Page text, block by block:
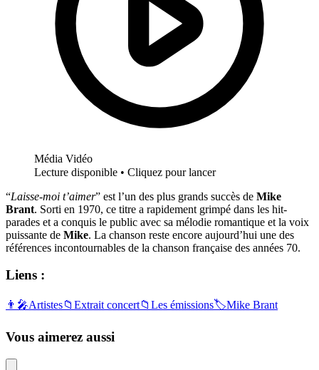
Artistes Extrait concert Les émissions Mike Brant
Vous aimerez aussi
Mike Brant et Claude François sont nés
un 1 février. Découvrez leur duo : “Qui
saura”
1 février 2024